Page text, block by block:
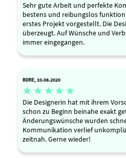
Sehr gute Arbeit und perfekte
bestens und reibungslos
erstes Projekt vorgestellt. Die
überzeugt. Auf Wünsche und
immer eingegangen.
BDRE, 10.08.2020
    
Die Designerin hat mit ihrem
schon zu Beginn beinahe exakt
Änderungswünsche wurden
Kommunikation verlief
zeitnah. Gerne wieder!